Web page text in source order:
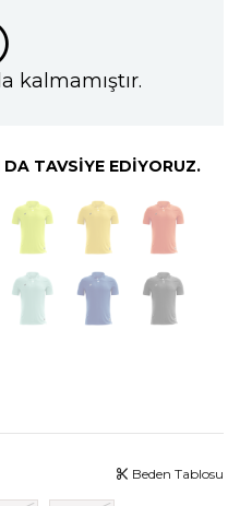
kalmamıştır.
TAVSIYE EDIYORUZ.
Beden Tablosu